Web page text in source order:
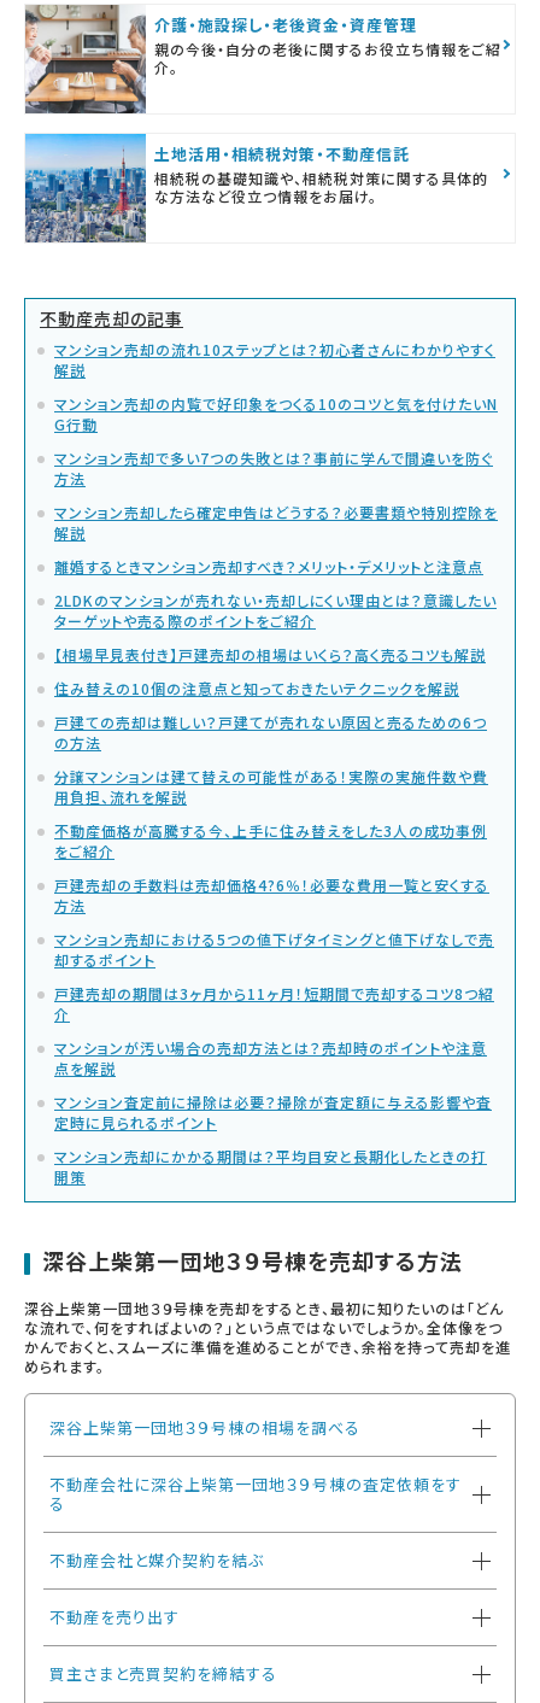
介護・施設探し・老後資金・資産管理
親の今後・自分の老後に関するお役立ち情報をご紹
介。
土地活用・相続税対策・不動産信託
相続税の基礎知識や、相続税対策に関する具体的
な方法など役立つ情報をお届け。
不動産売却の記事
マンション売却の流れ10ステップとは？初心者さんにわかりやすく
解説
マンション売却の内覧で好印象をつくる10のコツと気を付けたいN
G行動
マンション売却で多い7つの失敗とは？事前に学んで間違いを防ぐ
方法
マンション売却したら確定申告はどうする？必要書類や特別控除を
解説
離婚するときマンション売却すべき？メリット・デメリットと注意点
2LDKのマンションが売れない・売却しにくい理由とは？意識したい
ターゲットや売る際のポイントをご紹介
【相場早見表付き】戸建売却の相場はいくら？高く売るコツも解説
住み替えの10個の注意点と知っておきたいテクニックを解説
戸建ての売却は難しい？戸建てが売れない原因と売るための6つ
の方法
分譲マンションは建て替えの可能性がある！実際の実施件数や費
用負担、流れを解説
不動産価格が高騰する今、上手に住み替えをした3人の成功事例
をご紹介
戸建売却の手数料は売却価格4?6％！必要な費用一覧と安くする
方法
マンション売却における5つの値下げタイミングと値下げなしで売
却するポイント
戸建売却の期間は3ヶ月から11ヶ月！短期間で売却するコツ8つ紹
介
マンションが汚い場合の売却方法とは？売却時のポイントや注意
点を解説
マンション査定前に掃除は必要？掃除が査定額に与える影響や査
定時に見られるポイント
マンション売却にかかる期間は？平均目安と長期化したときの打
開策
深谷上柴第一団地３９号棟を売却する方法
深谷上柴第一団地３９号棟を売却をするとき、最初に知りたいのは「どん
な流れで、何をすればよいの？」という点ではないでしょうか。全体像をつ
かんでおくと、スムーズに準備を進めることができ、余裕を持って売却を進
められます。
深谷上柴第一団地３９号棟の相場を調べる
不動産会社に深谷上柴第一団地３９号棟の査定依頼をす
る
不動産会社と媒介契約を結ぶ
不動産を売り出す
買主さまと売買契約を締結する